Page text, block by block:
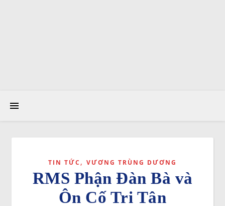
TIN TỨC , VƯƠNG TRÙNG DƯƠNG
RMS Phận Đàn Bà và
Ôn Cố Tri Tân